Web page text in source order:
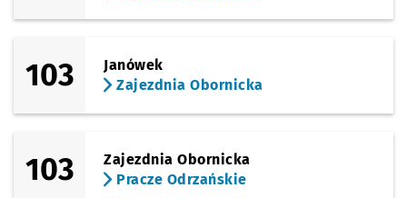
103
Janówek
Zajezdnia Obornicka
103
Zajezdnia Obornicka
Pracze Odrzańskie